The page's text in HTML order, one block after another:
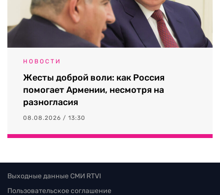
НОВОСТИ
Жесты доброй воли: как Россия
помогает Армении, несмотря на
разногласия
08.08.2026 / 13:30
Выходные данные СМИ RTVI
Пользовательское соглашение